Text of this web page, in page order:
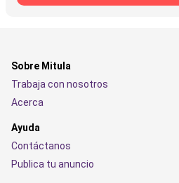
Sobre Mitula
Trabaja con nosotros
Acerca
Ayuda
Contáctanos
Publica tu anuncio